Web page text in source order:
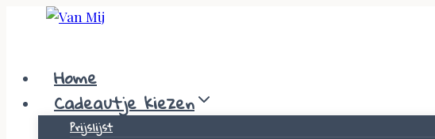
Home
Cadeautje kiezen
Prijslijst